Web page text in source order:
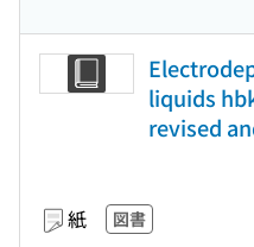
liquids
revised
紙 図書